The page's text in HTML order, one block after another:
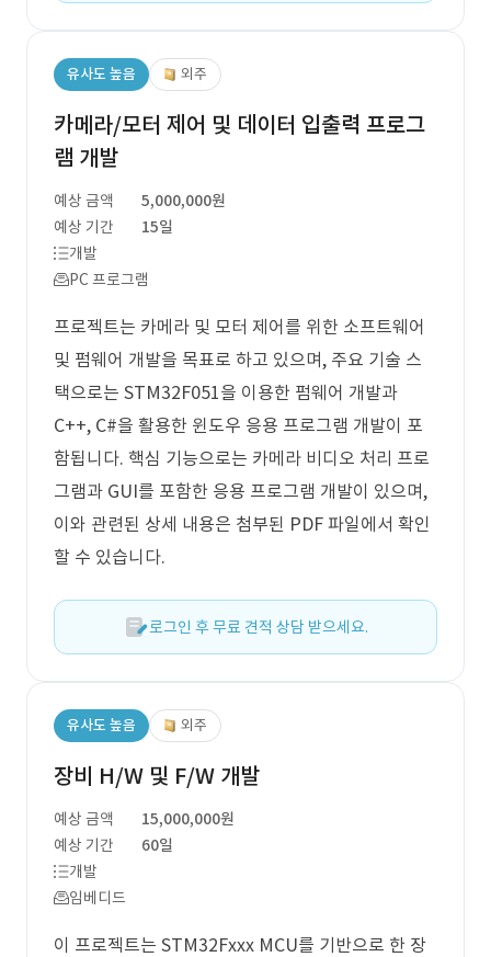
유사도 높음 외주
카메라/모터 제어 및 데이터 입출력 프로그
램 개발
예상 금액
5,000,000원
예상 기간
15일
개발
PC 프로그램
프로젝트는 카메라 및 모터 제어를 위한 소프트웨어
및 펌웨어 개발을 목표로 하고 있으며, 주요 기술 스
택으로는 STM32F051을 이용한 펌웨어 개발과
C++, C#을 활용한 윈도우 응용 프로그램 개발이 포
함됩니다. 핵심 기능으로는 카메라 비디오 처리 프로
그램과 GUI를 포함한 응용 프로그램 개발이 있으며,
이와 관련된 상세 내용은 첨부된 PDF 파일에서 확인
할 수 있습니다.
로그인 후 무료 견적 상담 받으세요.
유사도 높음 외주
장비 H/W 및 F/W 개발
예상 금액
15,000,000원
예상 기간
60일
개발
임베디드
이 프로젝트는 STM32Fxxx MCU를 기반으로 한 장